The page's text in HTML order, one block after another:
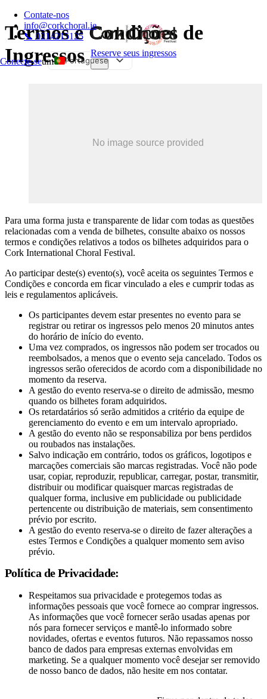
Contate-nos
info@corkchoral.ie
📞 0214215125
Conecte-seum
Portuguese
German
Hungarian
Italian
Ukrainian
Reserve seus ingressos
Termos e Condições de
Ingressos
Para uma forma justa e transparente de lidar com todas as questões
relacionadas com a venda de bilhetes, consulte abaixo os nossos
termos e condições relativos a todos os bilhetes adquiridos para o
Cork International Choral Festival.
Ao participar deste(s) evento(s), você aceita os seguintes Termos e
Condições e concorda em ficar vinculado a eles e cumprir todas as
leis e regulamentos aplicáveis.
Os participantes devem estar presentes no evento para se
registrar ou retirar os ingressos pelo menos 20 minutos antes
do horário de início do evento.
Uma vez comprados, os ingressos não podem ser trocados ou
reembolsados, a menos que o evento seja cancelado. Todos os
ingressos serão oferecidos de acordo com a disponibilidade no
momento da reserva.
A gestão do evento reserva-se o direito de admissão, mesmo
quando os bilhetes foram adquiridos.
Os retardatários só serão admitidos a critério da equipe de
gerenciamento do evento e em um intervalo apropriado.
A gestão do evento não se responsabiliza por bens perdidos
ou roubados nas instalações.
Salvo indicação em contrário, todos os gráficos, logotipos e
marcações comerciais são marcas registradas. Você não pode
usar, copiar, reproduzir, republicar, carregar, postar, transmitir,
distribuir ou modificar quaisquer marcas registradas de
qualquer forma, inclusive em publicidade ou publicidade
pertencente ou distribuição de materiais, sem consentimento
prévio por escrito.
A gestão do evento reserva-se o direito de fazer alterações a
estes Termos e Condições a qualquer momento sem aviso
prévio.
Política de Privacidade:
Respeitamos sua privacidade e protegemos todas as
informações pessoais que você fornece ao comprar ingressos.
As informações que você fornecer serão usadas apenas por
nós para fornecer serviços e mantê-lo informado sobre
novidades, ofertas e eventos futuros. Não repassamos nosso
banco de dados para empresas externas envolvidas em
marketing. Se a qualquer momento você desejar ser removido
de nosso banco de dados, não hesite em nos contatar.